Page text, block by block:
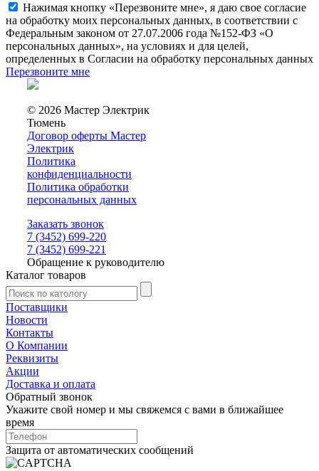
Нажимая кнопку «Перезвоните мне», я даю свое согласие
на обработку моих персональных данных, в соответствии с
Федеральным законом от 27.07.2006 года №152-ФЗ «О
персональных данных», на условиях и для целей,
определенных в Согласии на обработку персональных данных
Перезвоните мне
© 2026 Мастер Электрик
Тюмень
Договор оферты Мастер
Электрик
Политика
конфиденциальности
Политика обработки
персональных данных
Заказать звонок
7 (3452) 699-220
7 (3452) 699-221
Обращение к руководителю
Каталог товаров
Поставщики
Новости
Контакты
О Компании
Реквизиты
Акции
Доставка и оплата
Обратный звонок
Укажите свой номер и мы свяжемся с вами в ближайшее
время
Защита от автоматических сообщений